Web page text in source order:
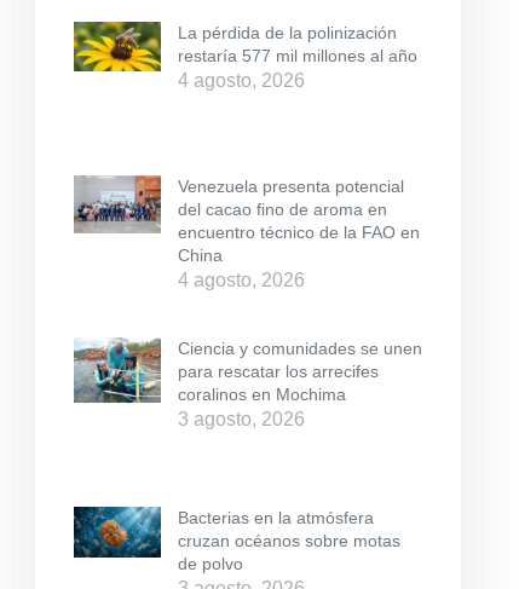
La pérdida de la polinización
restaría 577 mil millones al año
4 agosto, 2026
Venezuela presenta potencial
del cacao fino de aroma en
encuentro técnico de la FAO en
China
4 agosto, 2026
Ciencia y comunidades se unen
para rescatar los arrecifes
coralinos en Mochima
3 agosto, 2026
Bacterias en la atmósfera
cruzan océanos sobre motas
de polvo